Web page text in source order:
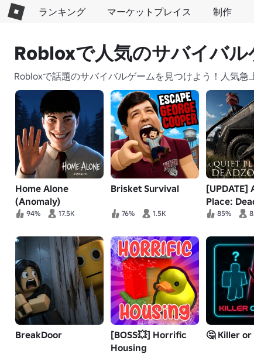
ランキング マーケットプレイス 制作
Robloxで人気のサバイバル
Robloxで話題のサバイバルゲームを見つけよう！人気
Home Alone
(Anomaly)
94% 17.5K
Brisket Survival
76% 1.5K
[UPDATE]
Place:
(Pre-
85%
BreakDoor
[BOSS💥] Horrific
Housing
🤔 Killer